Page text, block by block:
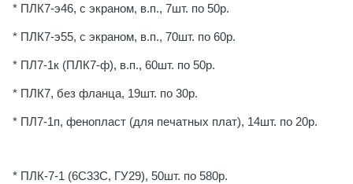
* ПЛК7-э46, с экраном, в.п., 7шт. по 50р.
* ПЛК7-э55, с экраном, в.п., 70шт. по 60р.
* ПЛ7-1к (ПЛК7-ф), в.п., 60шт. по 50р.
* ПЛК7, без фланца, 19шт. по 30р.
* ПЛ7-1п, фенопласт (для печатных плат), 14шт. по 20р.
* ПЛК-7-1 (6С33С, ГУ29), 50шт. по 580р.